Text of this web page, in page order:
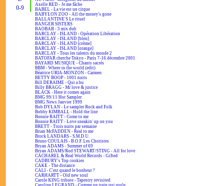
0-9
Axelle RED - Je me fâche
BABEL - La vie est un cirque
BABYLON ZOO - All the money's gone
BALLANTINE'S Le rituel
BANGER SISTERS
BAOBAB - 3 mix dub
BARCLAY - ISLAND - Opération Libération
BARCLAY - ISLAND [bleu]
BARCLAY - ISLAND [crème]
BARCLAY - ISLAND [orange]
BARCLAY - Tous les talents du monde 2
BATOFAR cherche Tokyo - Paris 7-16 décembre 2001
BAYARD MUSIQUE - Chants sacrés
BBM - Where in the world (edit)
Béatrice URIA-MONZON - Carmen
BETTY BOOP - 1001 nuits
Bill DERAIME - Qui a bu
Billy BRAGG - Mr love & justice
BLACK - Here it comes again
BMG 99/11 Hot Sampler
BMG News Janvier 1999
Bob DYLAN - Le sampler Rock and Folk
Bobby KIMBALL - Hold the line
Bonnie RAITT - Come to me
Bonnie RAITT - Love sneakin' up on you
BRETT - Trois nuits par semaine
Brian McFADDEN - Real to me
Brock LANDARS - S.M.D.U.
Bruno COULAIS - B.O.F. Les Choristes
Bryan ADAMS - Summer of 69
Bryan ADAMS/Rod STEWART/STING - All for love
CACHAREL & Real World Records - Gifted
CADBURY's Top cookies
CAKE - The distance
CALI - C'est quand le bonheur ?
CARHARTT - Old new soul
Carole KING tribute - Tapestry revisited
Caroline LEGRAND - Comme un train qui roule